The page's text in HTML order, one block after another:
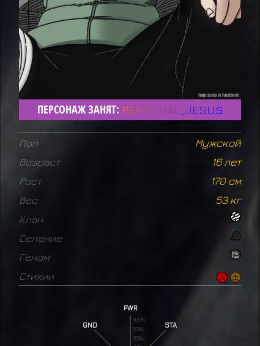
ПЕРСОНАЖ ЗАНЯТ: PERSONAL JESUS
Пол
Мужской
Возраст
16 лет
Рост
170 см
Вес
53 кг
Клан
Селение
Геном
Стихии
100%
80%
60%
PWR
STA
GND